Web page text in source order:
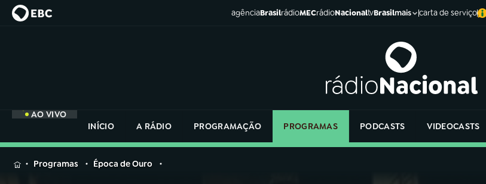
agênciaBrasilrádioMECrádioNacionaltvBrasilmais carta de serviço
AO VIVO
INÍCIO
A RÁDIO PROGRAMAÇÃO PROGRAMAS PODCASTS VIDEOCASTS
MENUProgramas Época de Ouro